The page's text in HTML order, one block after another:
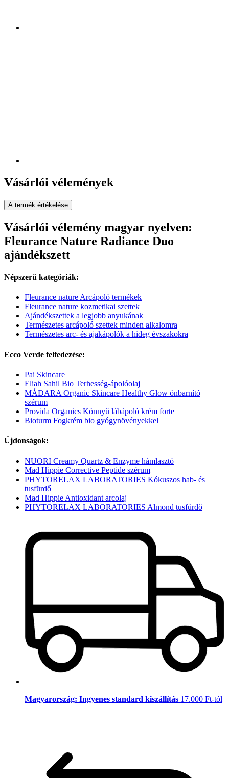
Vásárlói vélemények
A termék értékelése
Vásárlói vélemény magyar nyelven:
Fleurance Nature Radiance Duo
ajándékszett
Népszerű kategóriák:
Fleurance nature Arcápoló termékek
Fleurance nature kozmetikai szettek
Ajándékszettek a legjobb anyukának
Természetes arcápoló szettek minden alkalomra
Természetes arc- és ajakápolók a hideg évszakokra
Ecco Verde felfedezése:
Pai Skincare
Eliah Sahil Bio Terhesség-ápolóolaj
MÁDARA Organic Skincare Healthy Glow önbarnító
szérum
Provida Organics Könnyű lábápoló krém forte
Bioturm Fogkrém bio gyógynövényekkel
Újdonságok:
NUORI Creamy Quartz & Enzyme hámlasztó
Mad Hippie Corrective Peptide szérum
PHYTORELAX LABORATORIES Kókuszos hab- és
tusfürdő
Mad Hippie Antioxidant arcolaj
PHYTORELAX LABORATORIES Almond tusfürdő
Magyarország: Ingyenes standard kiszállítás 17.000 Ft-tól